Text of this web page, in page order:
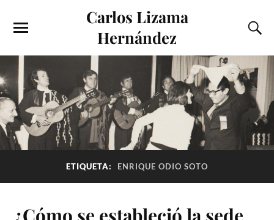
Carlos Lizama
Hernández
ETIQUETA: ENRIQUE ODIO SOTO
¿Cómo se estableció la sede